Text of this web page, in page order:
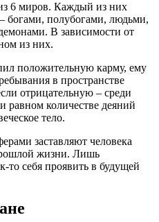
6 миров. Каждый из них
богами, полубогами, людьми,
В зависимости от
из них.
положительную карму, ему
в пространстве
отрицательную – среди
равном количестве деяний
тело.
заставляют человека
жизни. Лишь
то себя проявить в будущей